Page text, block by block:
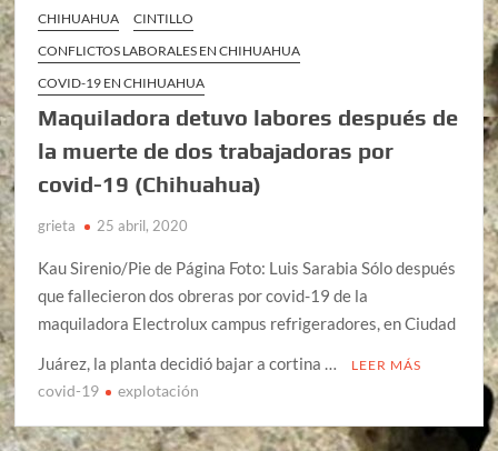
CHIHUAHUA
CINTILLO
CONFLICTOS LABORALES EN CHIHUAHUA
COVID-19 EN CHIHUAHUA
Maquiladora detuvo labores después de
la muerte de dos trabajadoras por
covid-19 (Chihuahua)
grieta 25 abril, 2020
Kau Sirenio/Pie de Página Foto: Luis Sarabia Sólo después
que fallecieron dos obreras por covid-19 de la
maquiladora Electrolux campus refrigeradores, en Ciudad
Juárez, la planta decidió bajar a cortina …
LEER MÁS
covid-19 explotación